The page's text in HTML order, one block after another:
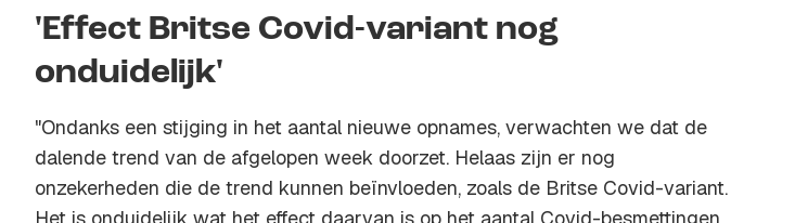
'Effect Britse Covid-variant nog
onduidelijk'
"Ondanks een stijging in het aantal nieuwe opnames, verwachten we dat de
dalende trend van de afgelopen week doorzet. Helaas zijn er nog
onzekerheden die de trend kunnen beïnvloeden, zoals de Britse Covid-variant.